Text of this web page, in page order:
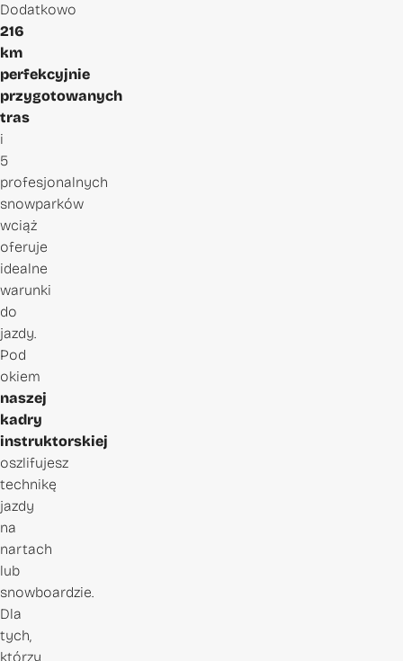
Dodatkowo
216
km
perfekcyjnie
przygotowanych
tras
i
5
profesjonalnych
snowparków
wciąż
oferuje
idealne
warunki
do
jazdy.
Pod
okiem
naszej
kadry
instruktorskiej
oszlifujesz
technikę
jazdy
na
nartach
lub
snowboardzie.
Dla
tych,
którzy